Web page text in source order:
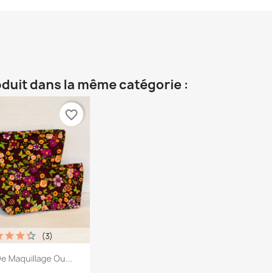
dans la même catégorie :
rapide
Maquillage Ou...
(3)
favorite_border